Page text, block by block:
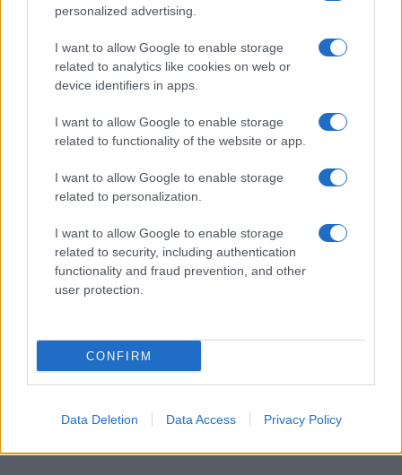
personalized advertising.
I want to allow Google to enable storage
related to analytics like cookies on web or
device identifiers in apps.
I want to allow Google to enable storage
related to functionality of the website or app.
I want to allow Google to enable storage
related to personalization.
I want to allow Google to enable storage
related to security, including authentication
functionality and fraud prevention, and other
user protection.
CONFIRM
Data Deletion Data Access Privacy Policy
I nostri cari
I nostri cari